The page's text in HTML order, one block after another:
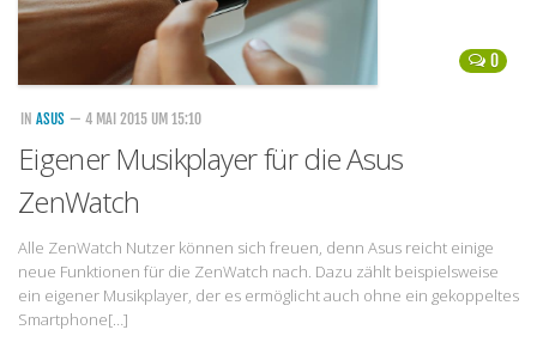
0
IN ASUS — 4 MAI 2015 UM 15:10
Eigener Musikplayer für die Asus
ZenWatch
Alle ZenWatch Nutzer können sich freuen, denn Asus reicht einige
neue Funktionen für die ZenWatch nach. Dazu zählt beispielsweise
ein eigener Musikplayer, der es ermöglicht auch ohne ein gekoppeltes
Smartphone[…]